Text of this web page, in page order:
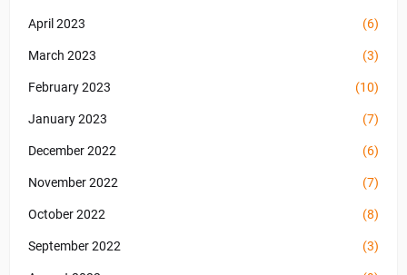
April 2023 (6)
March 2023 (3)
February 2023 (10)
January 2023 (7)
December 2022 (6)
November 2022 (7)
October 2022 (8)
September 2022 (3)